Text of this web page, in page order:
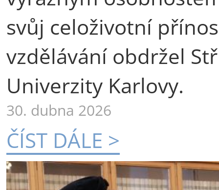
svůj celoživotní
vzdělávání obdržel
Univerzity Karlovy.
30. dubna 2026
ČÍST DÁLE >